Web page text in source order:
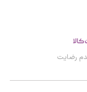
رضایت